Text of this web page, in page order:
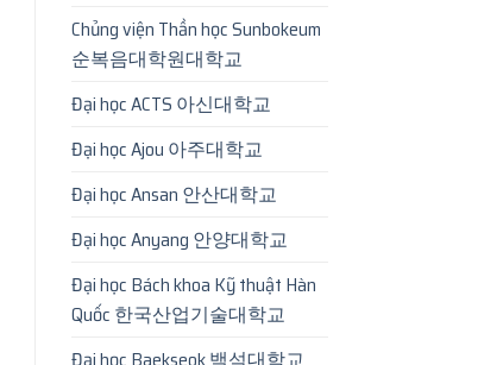
Chủng viện Thần học Sunbokeum
순복음대학원대학교
Đại học ACTS 아신대학교
Đại học Ajou 아주대학교
Đại học Ansan 안산대학교
Đại học Anyang 안양대학교
Đại học Bách khoa Kỹ thuật Hàn
Quốc 한국산업기술대학교